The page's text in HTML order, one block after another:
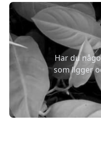
Har du
som ligger